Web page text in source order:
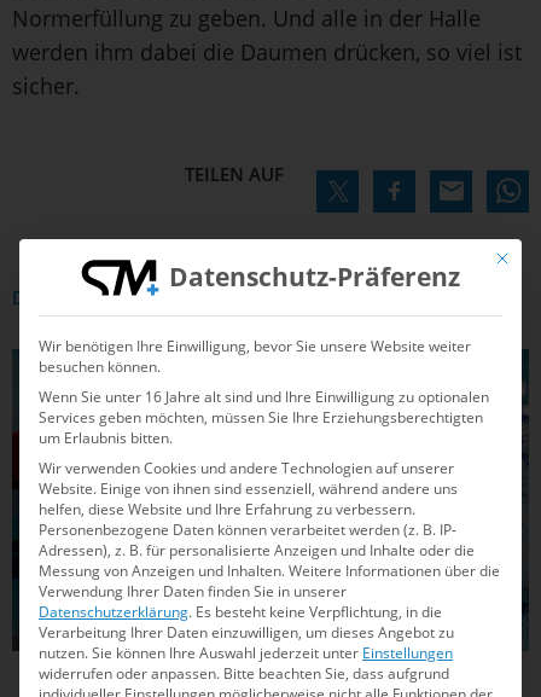
Normerfüllung zu geben. Und alle in der Halle
werden ihm dabei die Daumen drücken, so viel ist
sicher.
TEILEN AUF
DAS KÖNNTE DICH AUCH INTERRESSIEREN
SCHWIMMEN
12.03.2021 16:56
Mit
Datenschutz-Präferenz
Wir benötigen Ihre Einwilligung, bevor Sie unsere Website weiter
besuchen können.
Wenn Sie unter 16 Jahre alt sind und Ihre Einwilligung zu optionalen
Services geben möchten, müssen Sie Ihre Erziehungsberechtigten
um Erlaubnis bitten.
Wir verwenden Cookies und andere Technologien auf unserer
Website. Einige von ihnen sind essenziell, während andere uns
helfen, diese Website und Ihre Erfahrung zu verbessern.
Personenbezogene Daten können verarbeitet werden (z. B. IP-
Adressen), z. B. für personalisierte Anzeigen und Inhalte oder die
Messung von Anzeigen und Inhalten.Weitere Informationen über die
Verwendung Ihrer Daten finden Sie in unserer
Datenschutzerklärung. Es besteht keine Verpflichtung, in die
Verarbeitung Ihrer Daten einzuwilligen, um dieses Angebot zu
nutzen.Sie können Ihre Auswahl jederzeit unter Einstellungen
widerrufen oder anpassen. Bitte beachten Sie, dass aufgrund